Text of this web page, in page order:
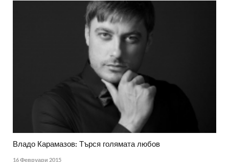
Владо Карамазов: Търся голямата любов
16 Февруари 2015